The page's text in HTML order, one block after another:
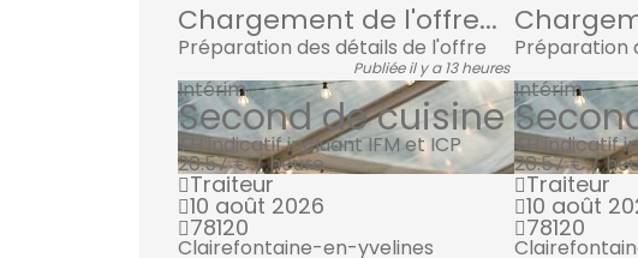
Chargement de l'offre...
Préparation des détails de l'offre
Publiée il y a 13 heures
Intérim
Second de cuisine
TH indicatif incluant IFM et ICP
20.57 € / heure
Traiteur
10 août 2026
78120
Clairefontaine-en-yvelines
Préparation
Intérim
TH indicatif
20.57 € /
Traiteur
10 août
78120